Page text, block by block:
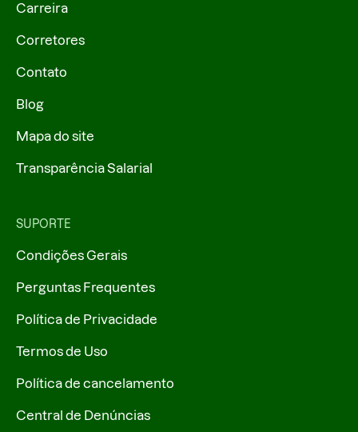
Carreira
Corretores
Contato
Blog
Mapa do site
Transparência Salarial
SUPORTE
Condições Gerais
Perguntas Frequentes
Política de Privacidade
Termos de Uso
Política de cancelamento
Central de Denúncias